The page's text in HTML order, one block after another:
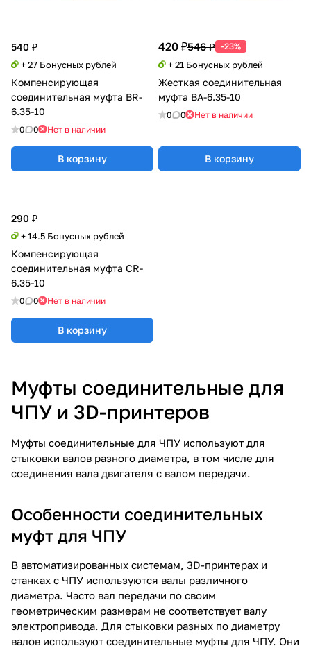
540 ₽
+ 27 Бонусных рублей
Компенсирующая
соединительная муфта BR-
6.35-10
0 0 Нет в наличии
В корзину
420 ₽546 ₽ -23%
+ 21 Бонусных рублей
Жесткая соединительная
муфта BA-6.35-10
0 0 Нет в наличии
В корзину
290 ₽
+ 14.5 Бонусных рублей
Компенсирующая
соединительная муфта CR-
6.35-10
0 0 Нет в наличии
В корзину
Муфты соединительные для
ЧПУ и 3D-принтеров
Муфты соединительные для ЧПУ используют для
стыковки валов разного диаметра, в том числе для
соединения вала двигателя с валом передачи.
Особенности соединительных
муфт для ЧПУ
В автоматизированных системам, 3D-принтерах и
станках с ЧПУ используются валы различного
диаметра. Часто вал передачи по своим
геометрическим размерам не соответствует валу
электропривода. Для стыковки разных по диаметру
валов используют соединительные муфты для ЧПУ. Они